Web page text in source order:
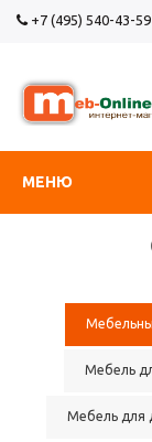
+7 (495) 540-43-59
МЕНЮ
Мебель
Мебель для